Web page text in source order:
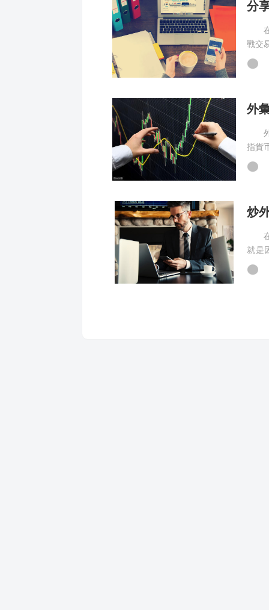
在
戰交
者在
外
指貨
币，
炒
在
就是
識，